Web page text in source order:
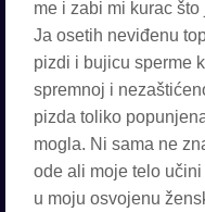
me i zabi mi kurac
Ja osetih neviđenu
pizdi i bujicu sperme
spremnoj i
pizda toliko
mogla. Ni sama ne
ode ali moje telo
u moju osvojenu